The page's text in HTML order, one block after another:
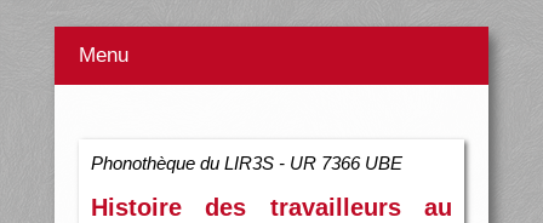
Menu
Phonothèque du LIR3S - UR 7366 UBE
Histoire des travailleurs au